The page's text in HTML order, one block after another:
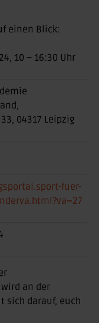
einen Blick:
10 – 16:30 Uhr
04317 Leipzig
fuer-
an der
sich darauf, euch